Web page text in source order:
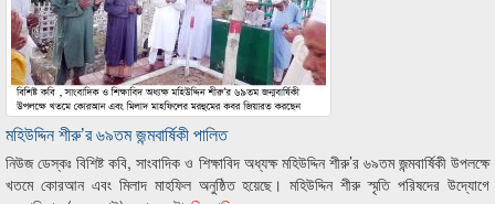
মহিউদ্দিন শীরু’র ৬৯তম জন্মবার্ষিকী পালিত
নিউজ ডেস্কঃ বিশিষ্ট কবি, সাংবাদিক ও শিক্ষাবিদ অধ্যক্ষ মহিউদ্দিন শীরু’র ৬৯তম জন্মবার্ষিকী উপলক্ষে
খতমে কোরআন এবং মিলাদ মাহফিল অনুষ্ঠিত হয়েছে। মহিউদ্দিন শীরু স্মৃতি পরিষদের উদ্যোগে